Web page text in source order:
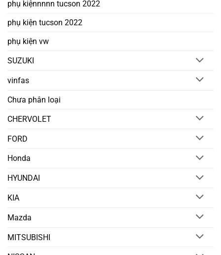
phụ kiệnnnnn tucson 2022
phụ kiện tucson 2022
phụ kiện vw
SUZUKI
vinfas
Chưa phân loại
CHERVOLET
FORD
Honda
HYUNDAI
KIA
Mazda
MITSUBISHI